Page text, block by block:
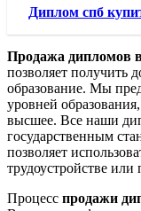
Диплом спб
Продажа дипломов
позволяет получить
образование. Мы
уровней
высшее. Все наши
государственным
позволяет
трудоустройстве
Процесс продажи